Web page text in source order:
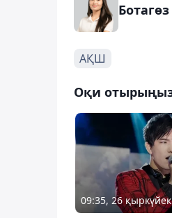
АҚШ
Оқи
09:35, 26